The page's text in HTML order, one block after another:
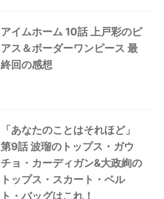
アイムホーム 10話 上戸彩のピ
アス＆ボーダーワンピース 最
終回の感想
「あなたのことはそれほど」
第9話 波瑠のトップス・ガウ
チョ・カーディガン&大政絢の
トップス・スカート・ベル
ト・バッグはこれ！